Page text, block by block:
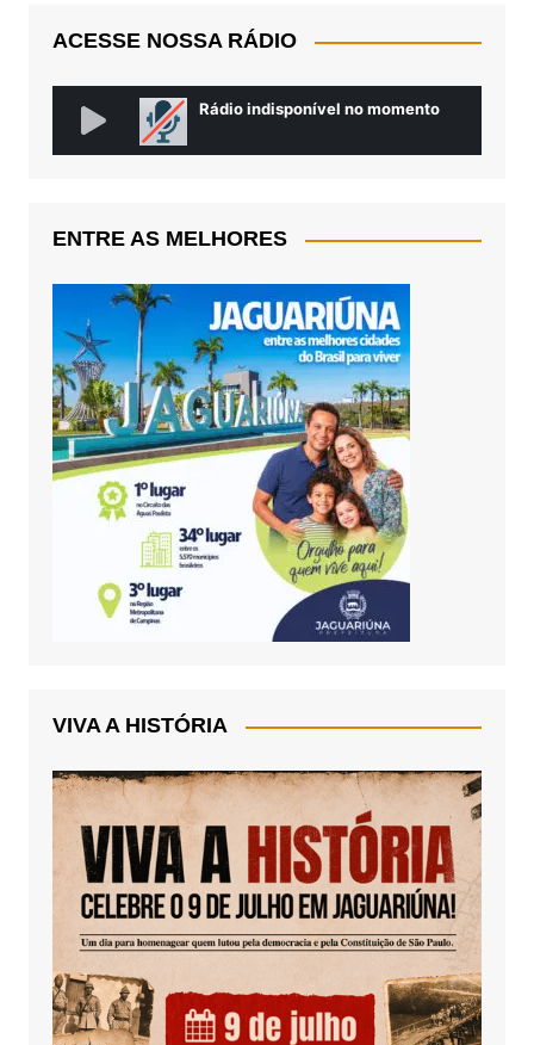
ACESSE NOSSA RÁDIO
ENTRE AS MELHORES
VIVA A HISTÓRIA